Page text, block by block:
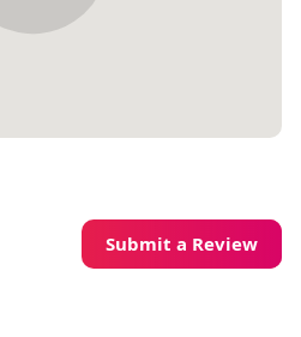
Submit a Review